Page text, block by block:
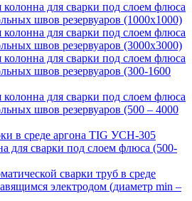
для сварки под слоем флюса
швов резервуаров (1000х1000)
для сварки под слоем флюса
швов резервуаров (3000х3000)
для сварки под слоем флюса
швов резервуаров (300-1600
для сварки под слоем флюса
швов резервуаров (500 – 4000
в среде аргона TIG УСН-305
для сварки под слоем флюса (500-
сварки труб в среде
электродом (диаметр min –